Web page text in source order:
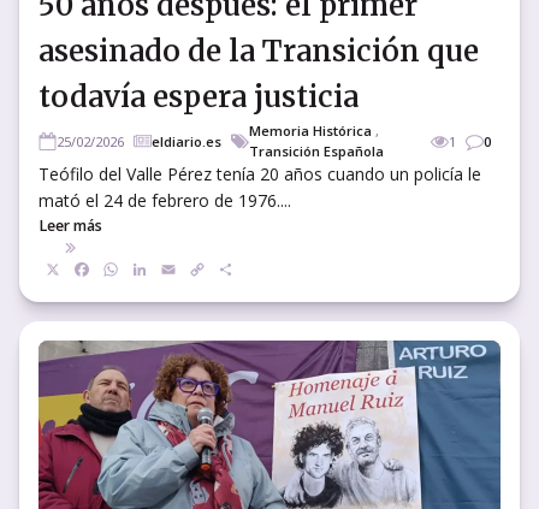
asesinado de la Transición que
todavía espera justicia
25/02/2026 eldiario.es
Memoria Histórica ,
Transición Española
1 0
Teófilo del Valle Pérez tenía 20 años cuando un policía le
mató el 24 de febrero de 1976....
Leer más
Facebook
WhatsApp
LinkedIn
EmailCopy